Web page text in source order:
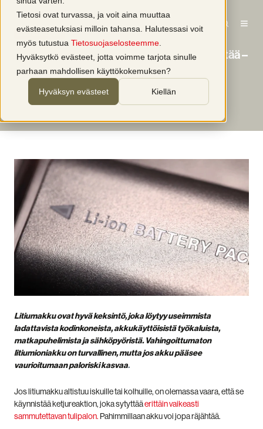
Tietosi ovat turvassa, ja voit aina muuttaa
evästeasetuksiasi milloin tahansa. Halutessasi voit
myös tutustua Tietosuojaselosteemme
Hyväksytkö evästeet, jotta voimme tarjota sinulle
parhaan mahdollisen käyttökokemuksen?
Hyväksyn evästeet Kiellän
Litiumakkupalo
Jos litiumakku altistuu iskuille, se voi räjähtää –
4 turvavinkkiä
Tarja Vilmi 1 min lukuaika 9.12.2021
Litiumakku ovat hyvä keksintö, joka löytyy useimmista
ladattavista kodinkoneista, akkukäyttöisistä työkaluista,
matkapuhelimista ja sähköpyöristä. Vahingoittumaton
litiumioniakku on turvallinen, mutta jos akku pääsee
vaurioitumaan paloriski kasvaa.
Jos litiumakku altistuu iskuille tai kolhuille, on olemassa vaara, että se
käynnistää ketjureaktion, joka sytyttääerittäin vaikeasti
sammutettavan tulipalon. Pahimmillaan akku voi jopa räjähtää.